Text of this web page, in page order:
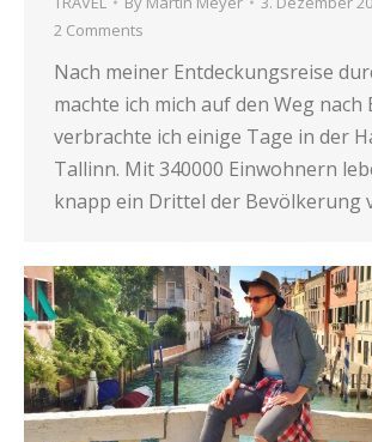
2 Comments
Nach meiner Entdeckungsreise
machte ich mich auf den Weg nach
verbrachte ich einige Tage in der
Tallinn. Mit 340000 Einwohnern
knapp ein Drittel der Bevölkerung